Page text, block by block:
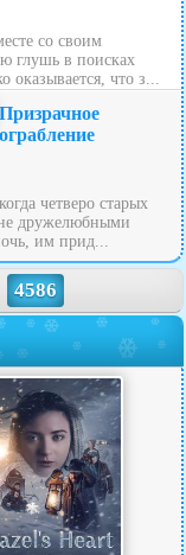
со своим
глушь в поисках
оказывается, что з...
Призрачное
ограбление
четверо старых
не дружелюбными
им прид...
4586